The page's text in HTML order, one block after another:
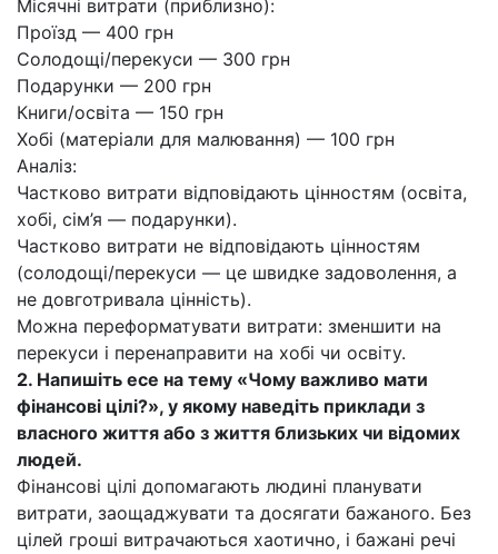
Місячні витрати (приблизно):
Проїзд — 400 грн
Солодощі/перекуси — 300 грн
Подарунки — 200 грн
Книги/освіта — 150 грн
Хобі (матеріали для малювання) — 100 грн
Аналіз:
Частково витрати відповідають цінностям (освіта,
хобі, сім’я — подарунки).
Частково витрати не відповідають цінностям
(солодощі/перекуси — це швидке задоволення, а
не довготривала цінність).
Можна переформатувати витрати: зменшити на
перекуси і перенаправити на хобі чи освіту.
2. Напишіть есе на тему «Чому важливо мати
фінансові цілі?», у якому наведіть приклади з
власного життя або з життя близьких чи відомих
людей.
Фінансові цілі допомагають людині планувати
витрати, заощаджувати та досягати бажаного. Без
цілей гроші витрачаються хаотично, і бажані речі